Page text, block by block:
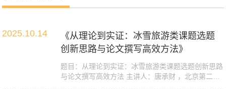
2025.10.14
《从理论到实证：冰雪旅游类课题选题
创新思路与论文撰写高效方法》
题目：从理论到实证：冰雪旅游类课题选题创新思路
与论文撰写高效方法 主讲人：唐承财 ，北京第二外